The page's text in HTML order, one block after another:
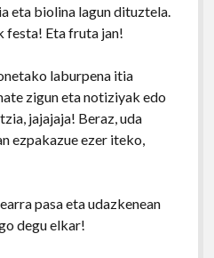
eta biolina lagun dituztela.
festa! Eta fruta jan!
laburpena itia
zigun eta notiziyak edo
jajajaja! Beraz, uda
ezpakazue ezer iteko,
pasa eta udazkenean
degu elkar!